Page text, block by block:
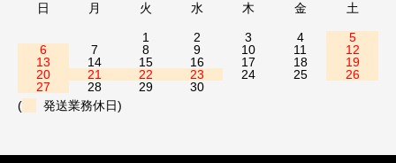
日 月 火 水 木 金 土
1 2 3 4
5
6
7 8 9 10 11
12
13
14 15 16 17 18
19
20
21 22 23 24 25
26
27
28 29
30
(
発送業務休日)